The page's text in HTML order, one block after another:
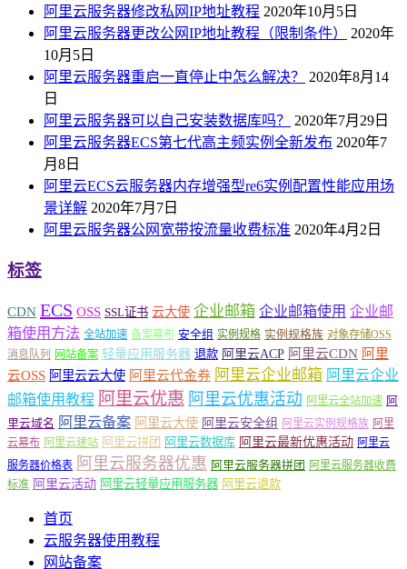
阿里云服务器修改私网IP地址教程 2020年10月5日
阿里云服务器更改公网IP地址教程（限制条件）
2020年
10月5日
阿里云服务器重启一直停止中怎么解决？
2020年8月14
日
阿里云服务器可以自己安装数据库吗？
2020年7月29日
阿里云服务器ECS第七代高主频实例全新发布 2020年7
月8日
阿里云ECS云服务器内存增强型re6实例配置性能应用场
景详解 2020年7月7日
阿里云服务器公网宽带按流量收费标准 2020年4月2日
标签
CDN ECS OSS SSL证书 云大使 企业邮箱 企业邮箱使用 企业邮
箱使用方法 全站加速 备案幕布 安全组 实例规格 实例规格族 对象存储OSS
消息队列
网站备案 轻量应用服务器 退款 阿里云ACP 阿里云CDN 阿里
云OSS 阿里云云大使 阿里云代金券 阿里云企业邮箱 阿里云企业
邮箱使用教程 阿里云优惠 阿里云优惠活动 阿里云全站加速 阿
里云域名 阿里云备案 阿里云大使 阿里云安全组 阿里云实例规格族 阿里
云幕布 阿里云建站 阿里云拼团 阿里云数据库 阿里云最新优惠活动 阿里云
服务器价格表 阿里云服务器优惠 阿里云服务器拼团 阿里云服务器收费
标准 阿里云活动 阿里云轻量应用服务器 阿里云退款
首页
云服务器使用教程
网站备案